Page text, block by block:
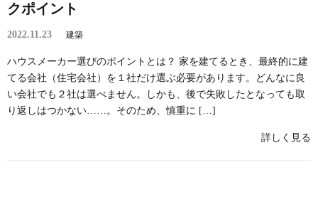
クポイント
2022.11.23 建築
ハウスメーカー選びのポイントとは？ 家を建てるとき、最終的に建
てる会社（住宅会社）を１社だけ選ぶ必要があります。どんなに良
い会社でも２社は選べません。しかも、後で失敗したとなっても取
り返しはつかない……。そのため、慎重に […]
詳しく見る